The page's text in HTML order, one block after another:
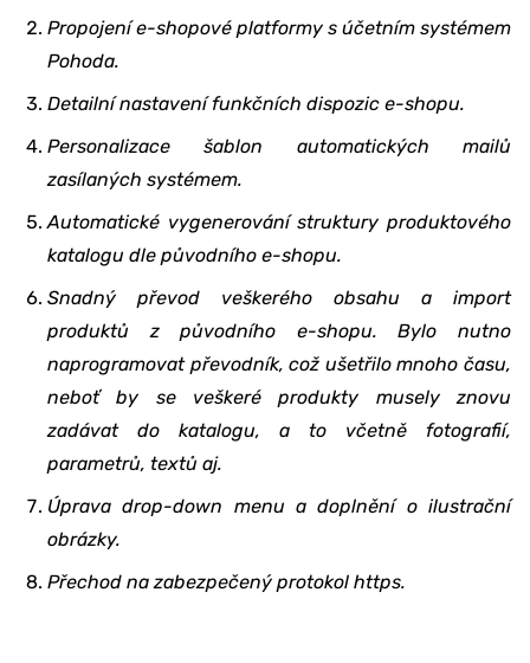
Propojení e-shopové platformy s účetním systémem
Pohoda.
Detailní nastavení funkčních dispozic e-shopu.
Personalizace šablon automatických mailů
zasílaných systémem.
Automatické vygenerování struktury produktového
katalogu dle původního e-shopu.
Snadný převod veškerého obsahu a import
produktů z původního e-shopu. Bylo nutno
naprogramovat převodník, což ušetřilo mnoho času,
neboť by se veškeré produkty musely znovu
zadávat do katalogu, a to včetně fotografií,
parametrů, textů aj.
Úprava drop-down menu a doplnění o ilustrační
obrázky.
Přechod na zabezpečený protokol https.